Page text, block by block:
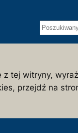
S
a
j
tej witryny,
przejdź na